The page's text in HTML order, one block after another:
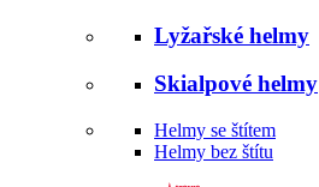
Lyžařské helmy
Skialpové helmy
Helmy se štítem
Helmy bez štítu